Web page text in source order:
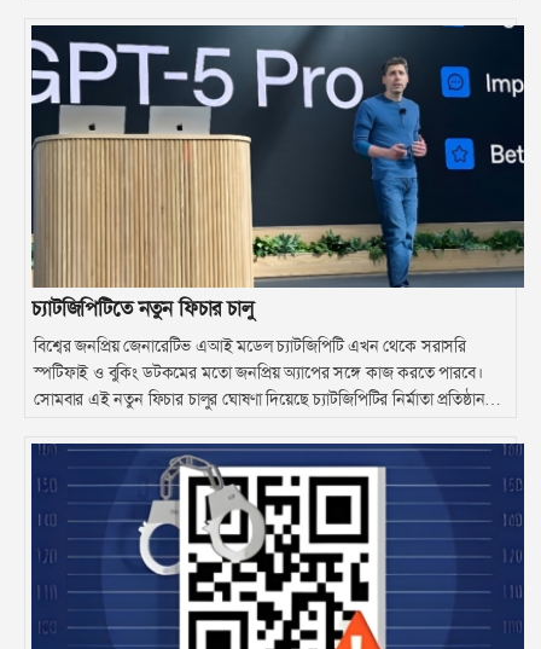
চ্যাটজিপিটিতে নতুন ফিচার চালু
বিশ্বের জনপ্রিয় জেনারেটিভ এআই মডেল চ্যাটজিপিটি এখন থেকে সরাসরি
স্পটিফাই ও বুকিং ডটকমের মতো জনপ্রিয় অ্যাপের সঙ্গে কাজ করতে পারবে।
সোমবার এই নতুন ফিচার চালুর ঘোষণা দিয়েছে চ্যাটজিপিটির নির্মাতা প্রতিষ্ঠান